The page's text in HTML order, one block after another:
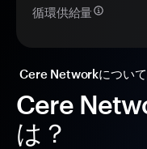
Cere
は？
循環供給量
Cere Networkについ